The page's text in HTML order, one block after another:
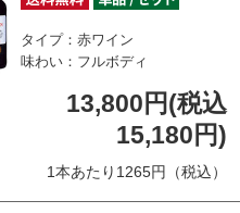
タイプ：赤ワイン
味わい：フルボディ
13,800円(税込
15,180円)
1本あたり1265円（税込）